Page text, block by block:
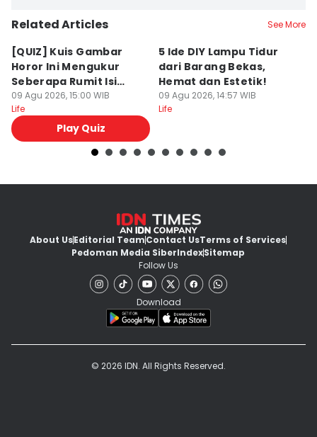
Related Articles See More
[QUIZ] Kuis Gambar
Horor Ini Mengukur
Seberapa Rumit Isi
Pikiranmu
09 Agu 2026, 15:00 WIB
Life
Play Quiz
5 Ide DIY Lampu Tidur
dari Barang Bekas,
Hemat dan Estetik!
09 Agu 2026, 14:57 WIB
Life
About UsEditorial TeamContact UsTerms of Services
Pedoman Media SiberIndexSitemap
Follow Us
Download
© 2026 IDN. All Rights Reserved.